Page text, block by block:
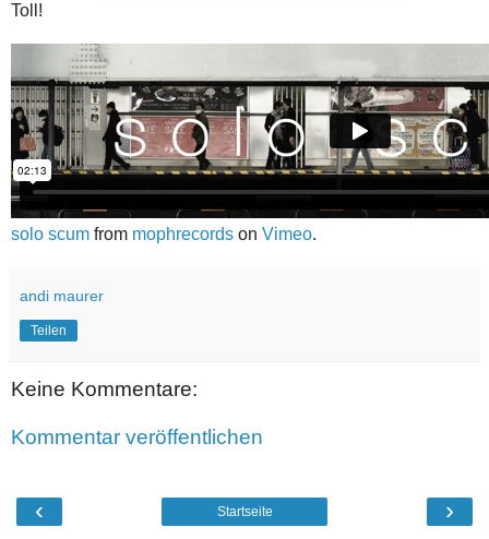
Toll!
solo scum from mophrecords on Vimeo.
andi maurer
Teilen
Keine Kommentare:
Kommentar veröffentlichen
‹ ›
Startseite